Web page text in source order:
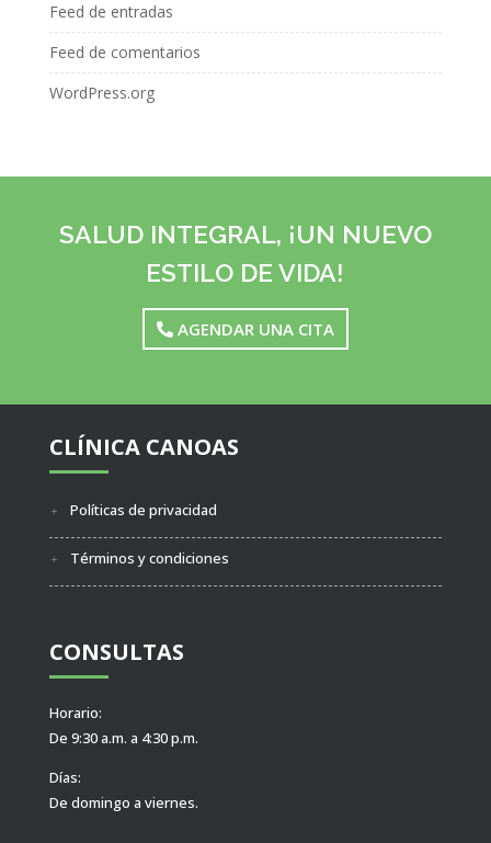
Feed de entradas
Feed de comentarios
WordPress.org
SALUD INTEGRAL, ¡UN NUEVO
ESTILO DE VIDA!
AGENDAR UNA CITA
CLÍNICA CANOAS
Políticas de privacidad
Términos y condiciones
CONSULTAS
Horario:
De 9:30 a.m. a 4:30 p.m.
Días:
De domingo a viernes.